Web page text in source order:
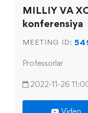
MILLIY VA
konferensiya
MEETING ID:
Professorlar
2022-11-26